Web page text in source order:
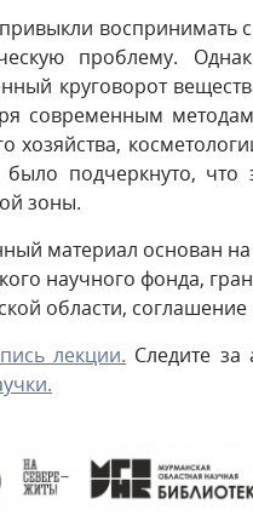
воспринимать
проблему.
круговорот
современным
хозяйства,
подчеркнуто, что
зоны.
материал основан
научного фонда,
области,
лекции. Следите